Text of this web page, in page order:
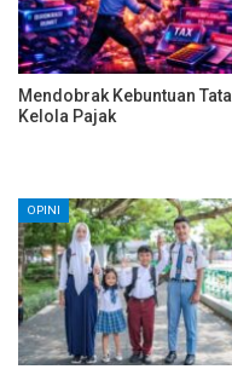
Mendobrak Kebuntuan Tata
Kelola Pajak
OPINI